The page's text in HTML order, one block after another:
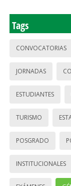
Tags
CONVOCATORIAS
JORNADAS
ESTUDIANTES
TURISMO
POSGRADO
INSTITUCIONALES